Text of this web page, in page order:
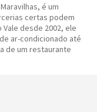
é um
certas podem
desde 2002, ele
ar-condicionado até
de um restaurante